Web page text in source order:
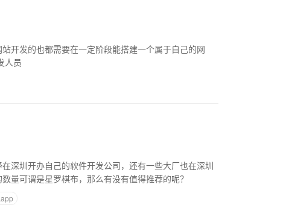
开发的也都需要在一定阶段能搭建一个属于自己的网
的开发人员
深圳开办自己的软件开发公司，还有一些大厂也在深圳
量可谓是星罗棋布，那么有没有值得推荐的呢？